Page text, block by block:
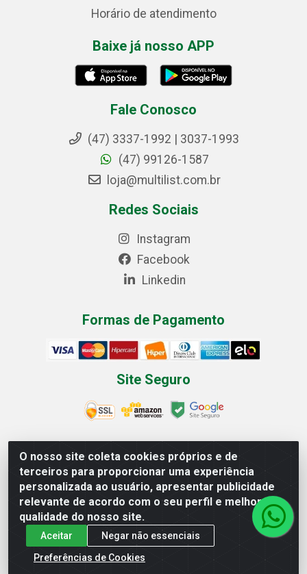
O nosso site coleta cookies próprios e de
terceiros para proporcionar uma experiência
personalizada ao usuário, apresentar publicidade
relevante de acordo com o seu perfil e melhorar a
qualidade do nosso site.
Aceitar
Negar não essenciais
Preferências de Cookies
Horário de atendimento
Baixe já nosso APP
Fale Conosco
(47) 3337-1992 | 3037-1993
(47) 99126-1587
loja@multilist.com.br
Redes Sociais
Instagram
Facebook
Linkedin
Formas de Pagamento
Site Seguro
Multilist Distribuidora de Cosméticos LTDA - Rua Anfilóquio
Nunes Pires, 4785 - Bela Vista, Gaspar/SC - CEP 89.111-081 -
CNPJ 07.597.795/0001-06